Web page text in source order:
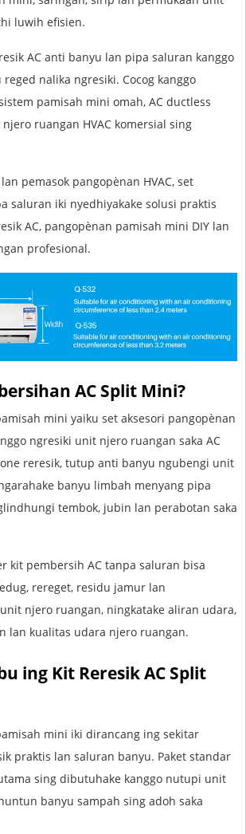
luwih efisien.
AC anti banyu lan pipa saluran kanggo
nalika ngresiki. Cocog kanggo
pamisah mini omah, AC ductless
ruangan HVAC komersial sing
pemasok pangopènan HVAC, set
saluran iki nyedhiyakake solusi praktis
AC, pangopènan pamisah mini DIY lan
profesional.
AC Split Mini?
mini yaiku set aksesori pangopènan
ngresiki unit njero ruangan saka AC
reresik, tutup anti banyu ngubengi unit
banyu limbah menyang pipa
tembok, jubin lan perabotan saka
kit pembersih AC tanpa saluran bisa
rereget, residu jamur lan
njero ruangan, ningkatake aliran udara,
lan kualitas udara njero ruangan.
ing Kit Reresik AC Split
mini iki dirancang ing sekitar
praktis lan saluran banyu. Paket standar
sing dibutuhake kanggo nutupi unit
banyu sampah sing adoh saka